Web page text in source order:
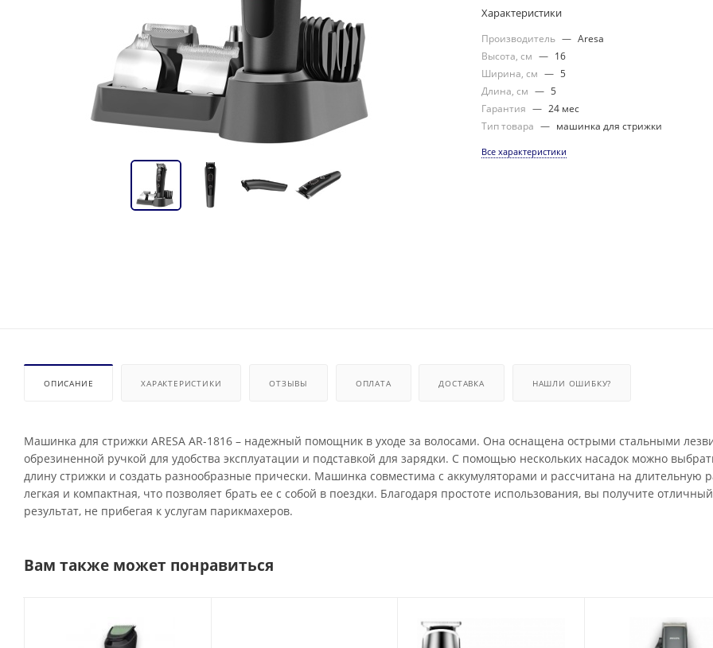
Характеристики
Производитель — Aresa
Высота, см — 16
Ширина, см — 5
Длина, см — 5
Гарантия — 24 мес
Тип товара — машинка для стрижки
Все характеристики
ОПИСАНИЕ ХАРАКТЕРИСТИКИ ОТЗЫВЫ ОПЛАТА ДОСТАВКА НАШЛИ ОШИБКУ?
Машинка для стрижки ARESA AR-1816 – надежный помощник в уходе за волосами. Она оснащена острыми стальными
обрезиненной ручкой для удобства эксплуатации и подставкой для зарядки. С помощью нескольких насадок можно
длину стрижки и создать разнообразные прически. Машинка совместима с аккумуляторами и рассчитана на длительную
легкая и компактная, что позволяет брать ее с собой в поездки. Благодаря простоте использования, вы получите отличный
результат, не прибегая к услугам парикмахеров.
Вам также может понравиться